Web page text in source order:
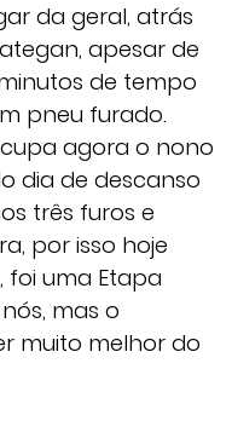
da geral, atrás
apesar de
de tempo
pneu furado.
agora o nono
dia de descanso
três furos e
por isso hoje
foi uma Etapa
mas o
muito melhor do